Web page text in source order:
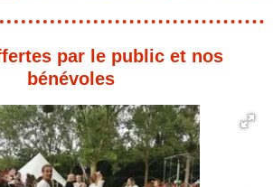
par le public et nos
bénévoles